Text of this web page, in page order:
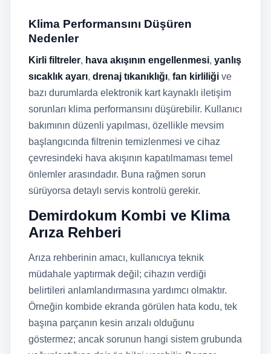
Klima Performansını Düşüren
Nedenler
Kirli filtreler, hava akışının engellenmesi, yanlış
sıcaklık ayarı, drenaj tıkanıklığı, fan kirliliği ve
bazı durumlarda elektronik kart kaynaklı iletişim
sorunları klima performansını düşürebilir. Kullanıcı
bakımının düzenli yapılması, özellikle mevsim
başlangıcında filtrenin temizlenmesi ve cihaz
çevresindeki hava akışının kapatılmaması temel
önlemler arasındadır. Buna rağmen sorun
sürüyorsa detaylı servis kontrolü gerekir.
Demirdokum Kombi ve Klima
Arıza Rehberi
Arıza rehberinin amacı, kullanıcıya teknik
müdahale yaptırmak değil; cihazın verdiği
belirtileri anlamlandırmasına yardımcı olmaktır.
Örneğin kombide ekranda görülen hata kodu, tek
başına parçanın kesin arızalı olduğunu
göstermez; ancak sorunun hangi sistem grubunda